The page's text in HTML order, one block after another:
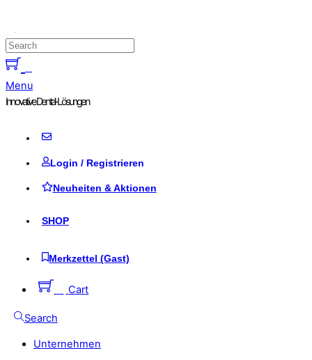
Menu
Innovative Dental-Lösungen
Login / Registrieren
Neuheiten & Aktionen
SHOP
Merkzettel (Gast)
Cart
Search
Unternehmen